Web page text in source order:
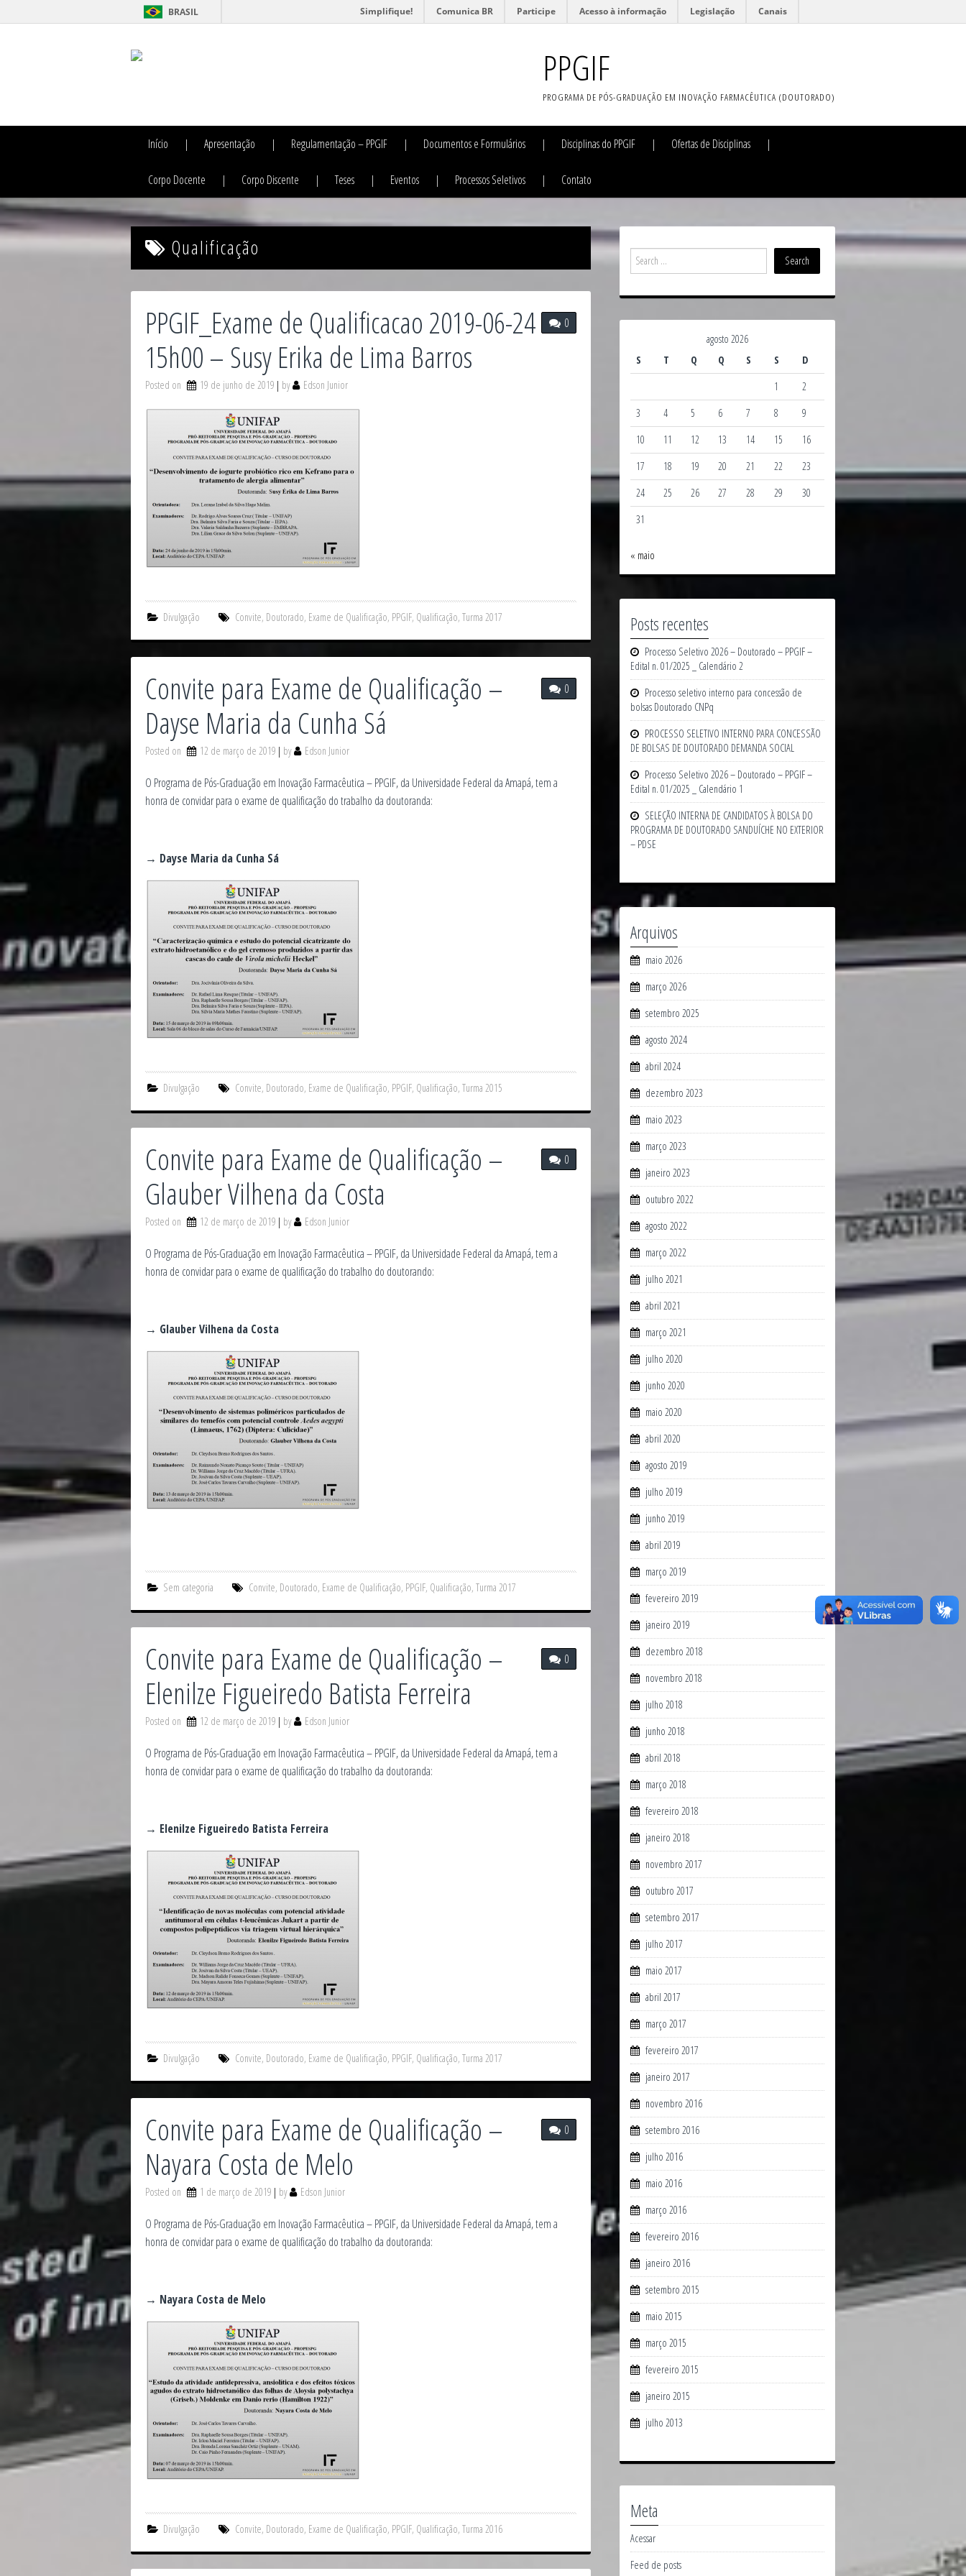
BRASIL Simplifique! Comunica BR Participe Acesso à informação Legislação Canais
PPGIF
PROGRAMA DE PÓS-GRADUAÇÃO EM INOVAÇÃO FARMACÊUTICA (DOUTORADO)
Início Apresentação Regulamentação – PPGIF Documentos e Formulários Disciplinas do PPGIF Ofertas de Disciplinas
Corpo Docente Corpo Discente Teses Eventos Processos Seletivos Contato
Qualificação
0
PPGIF_Exame de Qualificacao 2019-06-24
15h00 – Susy Erika de Lima Barros
Posted on 19 de junho de 2019 by Edson Junior
Divulgação Convite, Doutorado, Exame de Qualificação, PPGIF, Qualificação, Turma 2017
0
Convite para Exame de Qualificação –
Dayse Maria da Cunha Sá
Posted on 12 de março de 2019 by Edson Junior
O Programa de Pós-Graduação em Inovação Farmacêutica – PPGIF, da Universidade Federal da Amapá, tem a
honra de convidar para o exame de qualificação do trabalho da doutoranda:
→ Dayse Maria da Cunha Sá
Divulgação Convite, Doutorado, Exame de Qualificação, PPGIF, Qualificação, Turma 2015
0
Convite para Exame de Qualificação –
Glauber Vilhena da Costa
Posted on 12 de março de 2019 by Edson Junior
O Programa de Pós-Graduação em Inovação Farmacêutica – PPGIF, da Universidade Federal da Amapá, tem a
honra de convidar para o exame de qualificação do trabalho do doutorando:
→ Glauber Vilhena da Costa
Sem categoria Convite, Doutorado, Exame de Qualificação, PPGIF, Qualificação, Turma 2017
0
Convite para Exame de Qualificação –
Elenilze Figueiredo Batista Ferreira
Posted on 12 de março de 2019 by Edson Junior
O Programa de Pós-Graduação em Inovação Farmacêutica – PPGIF, da Universidade Federal da Amapá, tem a
honra de convidar para o exame de qualificação do trabalho da doutoranda:
→ Elenilze Figueiredo Batista Ferreira
Divulgação Convite, Doutorado, Exame de Qualificação, PPGIF, Qualificação, Turma 2017
0
Convite para Exame de Qualificação –
Nayara Costa de Melo
Posted on 1 de março de 2019 by Edson Junior
O Programa de Pós-Graduação em Inovação Farmacêutica – PPGIF, da Universidade Federal da Amapá, tem a
honra de convidar para o exame de qualificação do trabalho da doutoranda:
→ Nayara Costa de Melo
Divulgação Convite, Doutorado, Exame de Qualificação, PPGIF, Qualificação, Turma 2016
agosto 2026
S
T Q Q S S
D
1
2
3
4 5 6 7 8
9
10
11 12 13 14 15
16
17
18 19 20 21 22
23
24
25 26 27 28 29
30
31
« maio
Posts recentes
Processo Seletivo 2026 – Doutorado – PPGIF –
Edital n. 01/2025 _ Calendário 2
Processo seletivo interno para concessão de
bolsas Doutorado CNPq
PROCESSO SELETIVO INTERNO PARA CONCESSÃO
DE BOLSAS DE DOUTORADO DEMANDA SOCIAL
Processo Seletivo 2026 – Doutorado – PPGIF –
Edital n. 01/2025 _ Calendário 1
SELEÇÃO INTERNA DE CANDIDATOS À BOLSA DO
PROGRAMA DE DOUTORADO SANDUÍCHE NO EXTERIOR
– PDSE
Arquivos
maio 2026
março 2026
setembro 2025
agosto 2024
abril 2024
dezembro 2023
maio 2023
março 2023
janeiro 2023
outubro 2022
agosto 2022
março 2022
julho 2021
abril 2021
março 2021
julho 2020
junho 2020
maio 2020
abril 2020
agosto 2019
julho 2019
junho 2019
abril 2019
março 2019
fevereiro 2019
janeiro 2019
dezembro 2018
novembro 2018
julho 2018
junho 2018
abril 2018
março 2018
fevereiro 2018
janeiro 2018
novembro 2017
outubro 2017
setembro 2017
julho 2017
maio 2017
abril 2017
março 2017
fevereiro 2017
janeiro 2017
novembro 2016
setembro 2016
julho 2016
maio 2016
março 2016
fevereiro 2016
janeiro 2016
setembro 2015
maio 2015
março 2015
fevereiro 2015
janeiro 2015
julho 2013
Meta
Acessar
Feed de posts